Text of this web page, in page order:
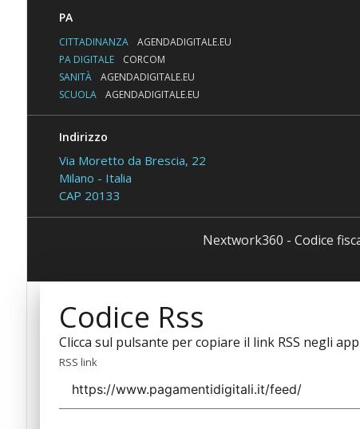
PA
CITTADINANZA
AGENDADIGITALE.EU
PA DIGITALE
CORCOM
SANITÀ
AGENDADIGITALE.EU
SCUOLA
AGENDADIGITALE.EU
Indirizzo
Via Moretto da Brescia, 22
Milano - Italia
CAP 20133
Nextwork360 - Codice
Codice Rss
Clicca sul pulsante per copiare il link RSS negli
RSS link